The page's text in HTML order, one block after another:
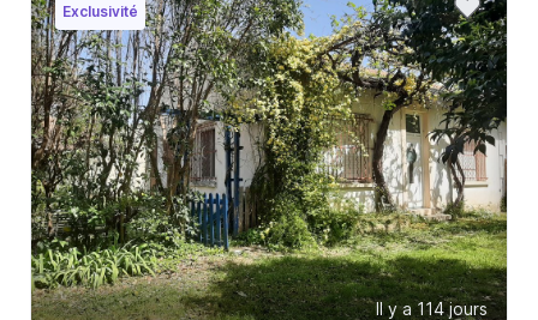
Exclusivité
Il y a 114 jours